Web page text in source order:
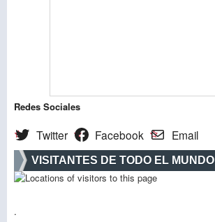
Redes Sociales
Twitter Facebook Email
VISITANTES DE TODO EL MUNDO
.